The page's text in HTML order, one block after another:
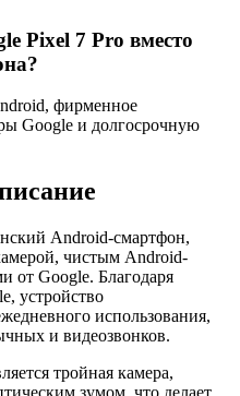
Pixel 7 Pro вместо
фирменное
Google и долгосрочную
Android-смартфон,
чистым Android-
от Google. Благодаря
устройство
использования,
и видеозвонков.
тройная камера,